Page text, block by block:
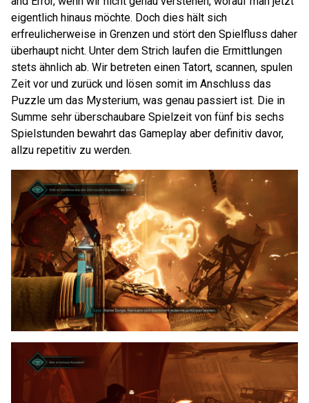
eigentlich hinaus möchte. Doch dies hält sich
erfreulicherweise in Grenzen und stört den Spielfluss daher
überhaupt nicht. Unter dem Strich laufen die Ermittlungen
stets ähnlich ab. Wir betreten einen Tatort, scannen, spulen
Zeit vor und zurück und lösen somit im Anschluss das
Puzzle um das Mysterium, was genau passiert ist. Die in
Summe sehr überschaubare Spielzeit von fünf bis sechs
Spielstunden bewahrt das Gameplay aber definitiv davor,
allzu repetitiv zu werden.